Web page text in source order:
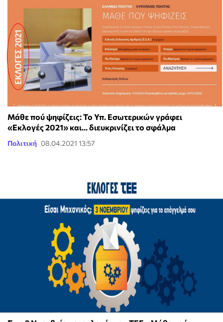
Μάθε πού ψηφίζεις: Το Υπ. Εσωτερικών γράφει
«Εκλογές 2021» και... διευκρινίζει το σφάλμα
Πολιτική 08.04.2021 13:57